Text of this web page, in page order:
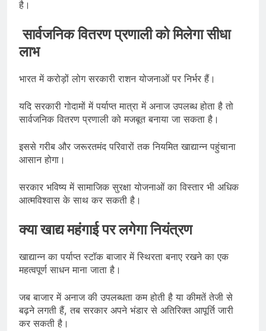
है।
सार्वजनिक वितरण प्रणाली को मिलेगा सीधा
लाभ
भारत में करोड़ों लोग सरकारी राशन योजनाओं पर निर्भर हैं।
यदि सरकारी गोदामों में पर्याप्त मात्रा में अनाज उपलब्ध होता है तो
सार्वजनिक वितरण प्रणाली को मजबूत बनाया जा सकता है।
इससे गरीब और जरूरतमंद परिवारों तक नियमित खाद्यान्न पहुंचाना
आसान होगा।
सरकार भविष्य में सामाजिक सुरक्षा योजनाओं का विस्तार भी अधिक
आत्मविश्वास के साथ कर सकती है।
क्या खाद्य महंगाई पर लगेगा नियंत्रण
खाद्यान्न का पर्याप्त स्टॉक बाजार में स्थिरता बनाए रखने का एक
महत्वपूर्ण साधन माना जाता है।
जब बाजार में अनाज की उपलब्धता कम होती है या कीमतें तेजी से
बढ़ने लगती हैं, तब सरकार अपने भंडार से अतिरिक्त आपूर्ति जारी
कर सकती है।